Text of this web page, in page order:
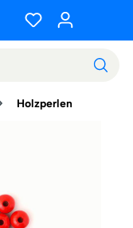
Holzperlen